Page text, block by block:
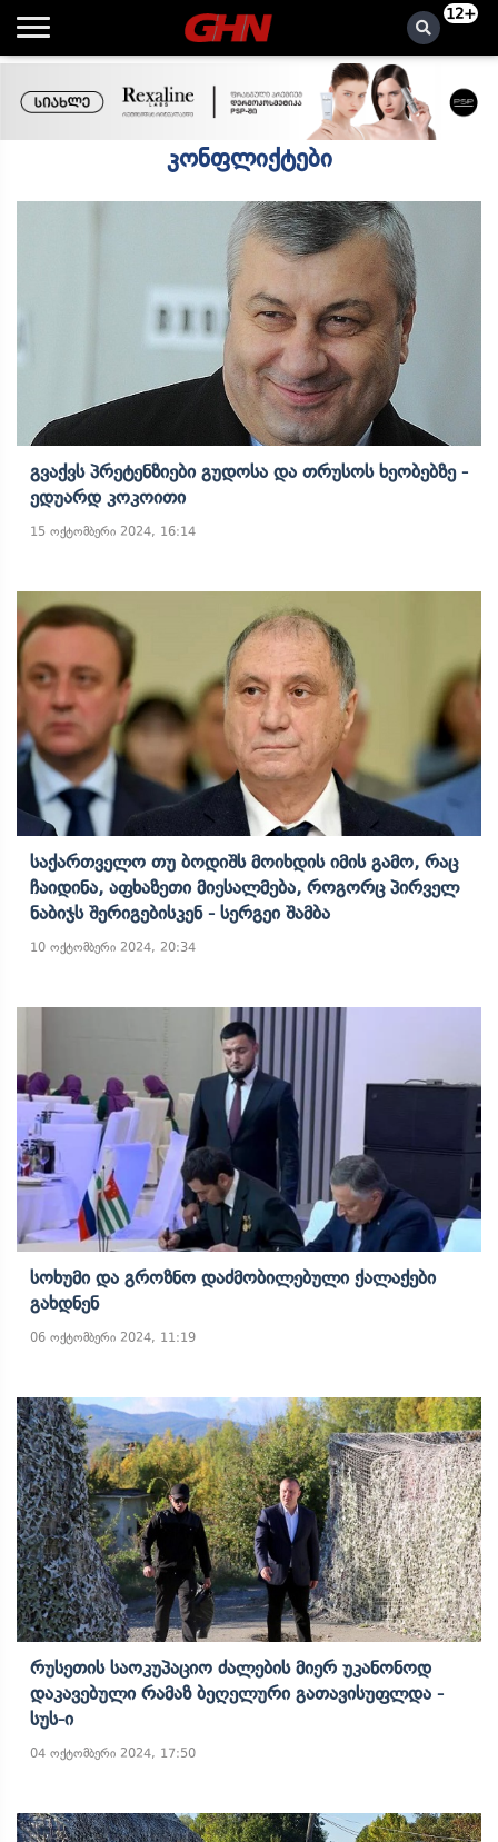
12+
კონფლიქტები
Გვაქვს Პრეტენზიები Გუდოსა Და Თრუსოს Ხეობებზე -
Ედუარდ Კოკოითი
15 ოქტომბერი 2024, 16:14
Საქართველო Თუ Ბოდიშს Მოიხდის Იმის Გამო, Რაც
Ჩაიდინა, Აფხაზეთი Მიესალმება, Როგორც Პირველ
Ნაბიჯს Შერიგებისკენ - Სერგეი Შამბა
10 ოქტომბერი 2024, 20:34
Სოხუმი Და Გროზნო Დაძმობილებული Ქალაქები
Გახდნენ
06 ოქტომბერი 2024, 11:19
Რუსეთის Საოკუპაციო Ძალების Მიერ Უკანონოდ
Დაკავებული Რამაზ Ბეღელური Გათავისუფლდა -
Სუს-Ი
04 ოქტომბერი 2024, 17:50